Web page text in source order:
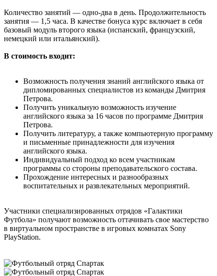
Количество занятий — одно-два в день. Продолжительность
занятия — 1,5 часа. В качестве бонуса курс включает в себя
базовый модуль второго языка (испанский, французский,
немецкий или итальянский).
В стоимость входит:
Возможность получения знаний английского языка от
дипломированных специалистов из команды Дмитрия
Петрова.
Получить уникальную возможность изучение
английского языка за 16 часов по программе Дмитрия
Петрова.
Получить литературу, а также компьютерную программу
и письменные принадлежности для изучения
английского языка.
Индивидуальный подход ко всем участникам
программы со стороны преподавательского состава.
Прохождение интересных и разнообразных
воспитательных и развлекательных мероприятий.
Участники специализированных отрядов «Галактики
Футбола» получают возможность оттачивать свое мастерство
в виртуальном пространстве в игровых комнатах Sony
PlayStation.